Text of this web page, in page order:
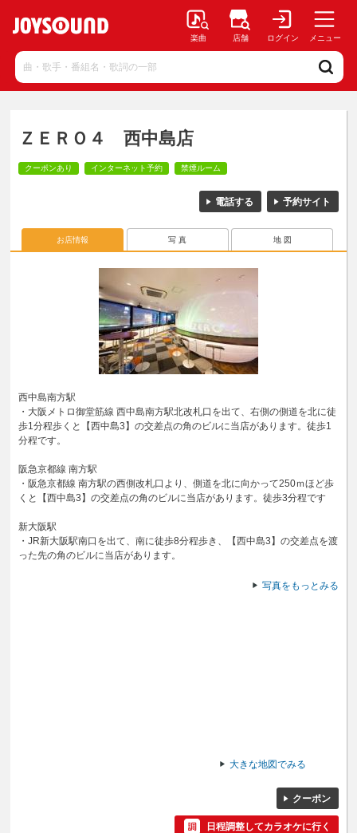
楽曲 店舗 ログイン メニュー
ＺＥＲＯ４ 西中島店
クーポンあり インターネット予約 禁煙ルーム
電話する 予約サイト
お店情報 写 真 地 図
西中島南方駅
・大阪メトロ御堂筋線 西中島南方駅北改札口を出て、右側の側道を北に徒
歩1分程歩くと【西中島3】の交差点の角のビルに当店があります。徒歩1
分程です。
阪急京都線 南方駅
・阪急京都線 南方駅の西側改札口より、側道を北に向かって250ｍほど歩
くと【西中島3】の交差点の角のビルに当店があります。徒歩3分程です
新大阪駅
・JR新大阪駅南口を出て、南に徒歩8分程歩き、【西中島3】の交差点を渡
った先の角のビルに当店があります。
写真をもっとみる
大きな地図でみる
クーポン
日程調整してカラオケに行く